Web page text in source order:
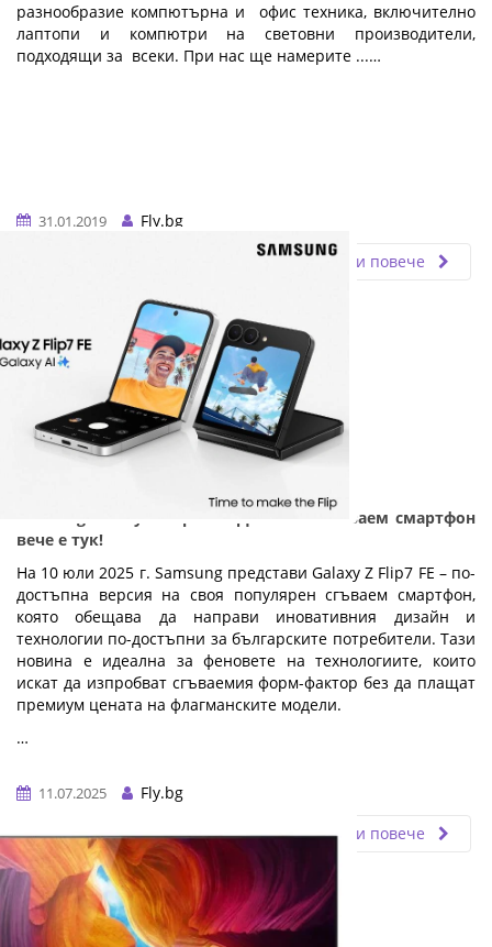
разнообразие компютърна и офис техника, включително
лаптопи и компютри на световни производители,
подходящи за всеки. При нас ще намерите ...…
31.01.2019
Fly.bg
Прочети повече
Samsung Galaxy Z Flip7 FE: Достъпен сгъваем смартфон
вече е тук!
На 10 юли 2025 г. Samsung представи Galaxy Z Flip7 FE – по-
достъпна версия на своя популярен сгъваем смартфон,
която обещава да направи иновативния дизайн и
технологии по-достъпни за българските потребители. Тази
новина е идеална за феновете на технологиите, които
искат да изпробват сгъваемия форм-фактор без да плащат
премиум цената на флагманските модели.
…
11.07.2025
Fly.bg
Прочети повече